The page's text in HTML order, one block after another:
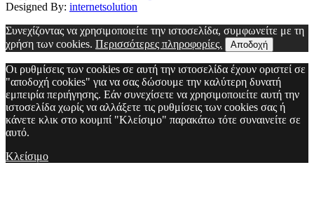
Designed By: internetsolution
Συνεχίζοντας να χρησιμοποιείτε την ιστοσελίδα, συμφωνείτε με τη
χρήση των cookies. Περισσότερες πληροφορίες. Αποδοχή
Οι ρυθμίσεις των cookies σε αυτή την ιστοσελίδα έχουν οριστεί σε
"αποδοχή cookies" για να σας δώσουμε την καλύτερη δυνατή
εμπειρία περιήγησης. Εάν συνεχίσετε να χρησιμοποιείτε αυτή την
ιστοσελίδα χωρίς να αλλάξετε τις ρυθμίσεις των cookies σας ή
κάνετε κλικ στο κουμπί "Κλείσιμο" παρακάτω τότε συναινείτε σε
αυτό.
Κλείσιμο